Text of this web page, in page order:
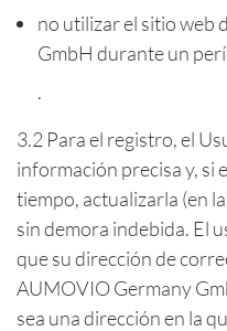
no utilizar el sitio web
GmbH durante un
.
3.2 Para el registro, el
información precisa y, si
tiempo, actualizarla (en
sin demora indebida. El
que su dirección de
AUMOVIO Germany
sea una dirección en la